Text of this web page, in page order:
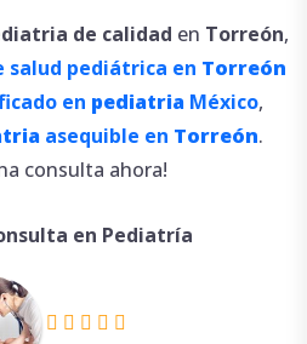
de calidad en Torreón,
salud pediátrica en Torreón
en pediatriaMéxico,
asequible en Torreón.
consulta ahora!
en Pediatría